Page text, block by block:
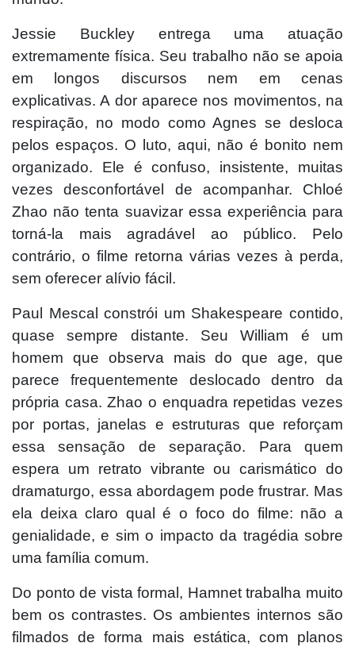
Jessie Buckley entrega uma atuação
extremamente física. Seu trabalho não se apoia
em longos discursos nem em cenas
explicativas. A dor aparece nos movimentos, na
respiração, no modo como Agnes se desloca
pelos espaços. O luto, aqui, não é bonito nem
organizado. Ele é confuso, insistente, muitas
vezes desconfortável de acompanhar. Chloé
Zhao não tenta suavizar essa experiência para
torná-la mais agradável ao público. Pelo
contrário, o filme retorna várias vezes à perda,
sem oferecer alívio fácil.
Paul Mescal constrói um Shakespeare contido,
quase sempre distante. Seu William é um
homem que observa mais do que age, que
parece frequentemente deslocado dentro da
própria casa. Zhao o enquadra repetidas vezes
por portas, janelas e estruturas que reforçam
essa sensação de separação. Para quem
espera um retrato vibrante ou carismático do
dramaturgo, essa abordagem pode frustrar. Mas
ela deixa claro qual é o foco do filme: não a
genialidade, e sim o impacto da tragédia sobre
uma família comum.
Do ponto de vista formal, Hamnet trabalha muito
bem os contrastes. Os ambientes internos são
filmados de forma mais estática, com planos